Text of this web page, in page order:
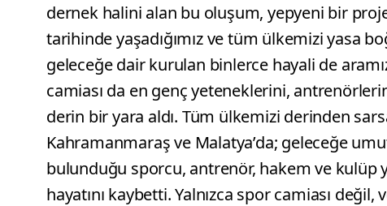
dernek halini alan bu oluşum, yepyeni bir
tarihinde yaşadığımız ve tüm ülkemizi yasa
geleceğe dair kurulan binlerce hayali de
camiası da en genç yeteneklerini,
derin bir yara aldı. Tüm ülkemizi derinden
Kahramanmaraş ve Malatya’da; geleceğe
bulunduğu sporcu, antrenör, hakem ve
hayatını kaybetti. Yalnızca spor camiası